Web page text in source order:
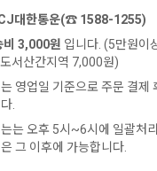
대한통운(☎ 1588-1255)
비 3,000원 입니다. (5만원이
서산간지역 7,000원)
영업일 기준으로 주문 결제
.
는 오후 5시~6시에 일괄처
그 이후에 가능합니다.